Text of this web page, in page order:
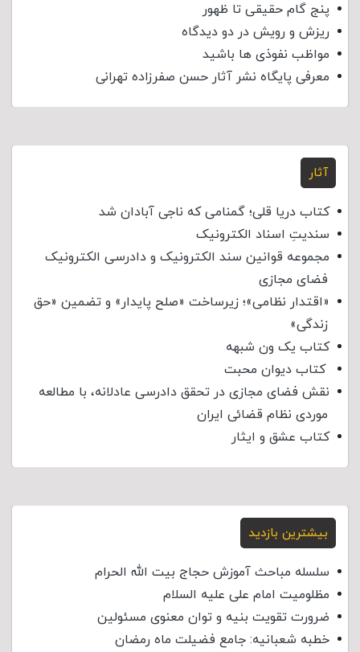
پنج گام حقیقی تا ظهور
ریزش و رویش در دو دیدگاه
مواظب نفوذی‌ ها باشید
معرفی پایگاه نشر آثار حسن صفرزاده تهرانی
آثار
کتاب دریا قلی؛ گمنامی که ناجی آبادان شد
سندیتِ اسناد الکترونیک
مجموعه قوانین سند الکترونیک و دادرسی الکترونیک
فضای مجازی
«اقتدار نظامی»؛ زیرساخت «صلح پایدار» و تضمین «حق
زندگی»
کتاب یک ون شبهه
کتاب دیوان محبت
نقش فضای مجازی در تحقق دادرسی عادلانه، با مطالعه
موردی نظام قضائی ایران
کتاب عشق و ایثار
بیشترین بازدید
سلسله مباحث آموزش حجاج بیت الله الحرام
مظلومیت امام علی علیه السلام
ضرورت تقویت بنیه و توان معنوی مسئولین
خطبه شعبانیه: جامع فضیلت ماه رمضان